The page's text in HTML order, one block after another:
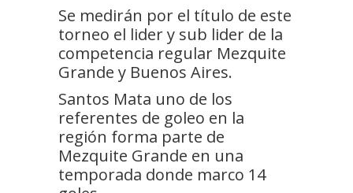
Se medirán por el título de este
torneo el lider y sub lider de la
competencia regular Mezquite
Grande y Buenos Aires.
Santos Mata uno de los
referentes de goleo en la
región forma parte de
Mezquite Grande en una
temporada donde marco 14